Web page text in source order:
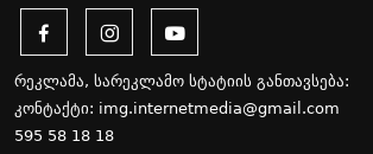
რეკლამა, სარეკლამო სტატიის განთავსება:
კონტაქტი: img.internetmedia@gmail.com
595 58 18 18